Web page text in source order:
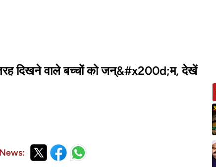
तरह दिखने वाले बच्चों को जन्&#x200d;म, देखें